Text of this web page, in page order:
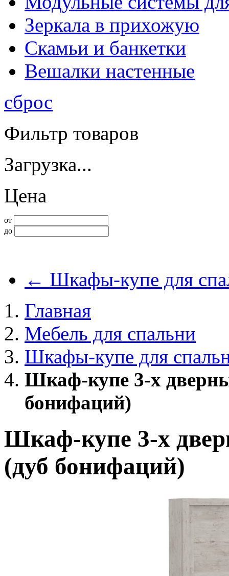
Зеркала в прихожую
Скамьи и банкетки
Вешалки настенные
сброс
Фильтр товаров
Загрузка...
Цена
от
до
← Шкафы-купе для
Главная
Мебель для спальни
Шкафы-купе для
Шкаф-купе 3-х
бонифаций)
Шкаф-купе 3-х
(дуб бонифаций)